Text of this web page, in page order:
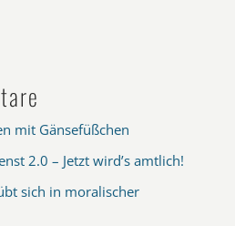
mit Gänsefüßchen
2.0 – Jetzt wird’s amtlich!
sich in moralischer